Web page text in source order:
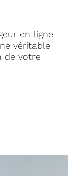
en ligne
véritable
de votre